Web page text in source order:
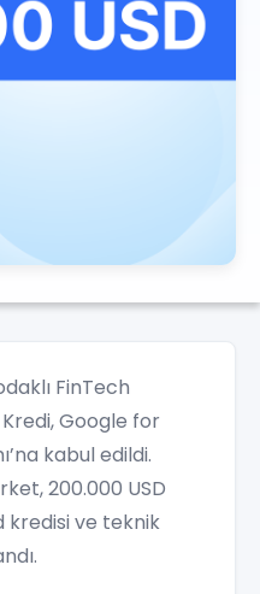
FinTech
Google for
kabul edildi.
200.000 USD
kredisi ve teknik